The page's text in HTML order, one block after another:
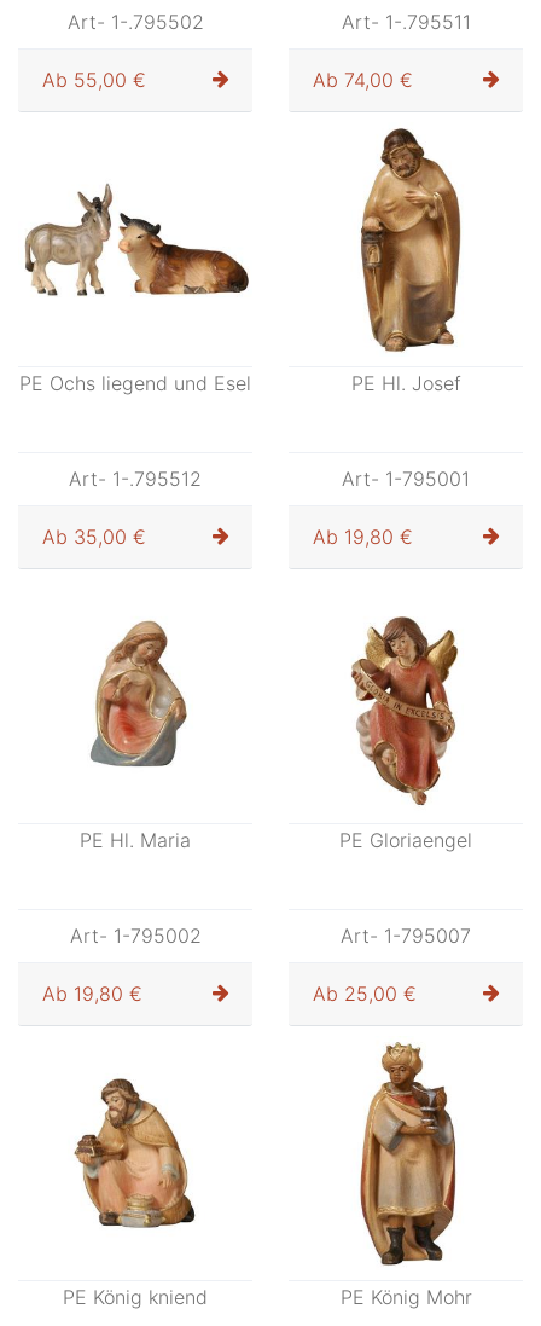
Art- 1-.795502
Ab 55,00 €
Art- 1-.795511
Ab 74,00 €
PE Ochs liegend und Esel
Art- 1-.795512
Ab 35,00 €
PE Hl. Josef
Art- 1-795001
Ab 19,80 €
PE Hl. Maria
Art- 1-795002
Ab 19,80 €
PE Gloriaengel
Art- 1-795007
Ab 25,00 €
PE König kniend PE König Mohr